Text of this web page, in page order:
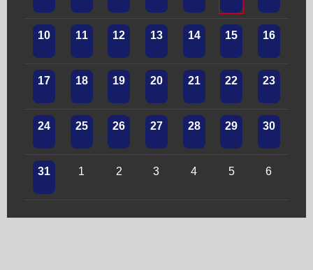
10 11 12 13 14 15 16
17 18 19 20 21 22 23
24 25 26 27 28 29 30
31 1 2 3 4 5 6